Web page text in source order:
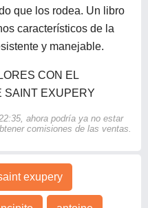
que los rodea. Un libro
característicos de la
y manejable.
CON EL
SAINT EXUPERY
ahora podría ya no estar
comisiones de las ventas.
exupery